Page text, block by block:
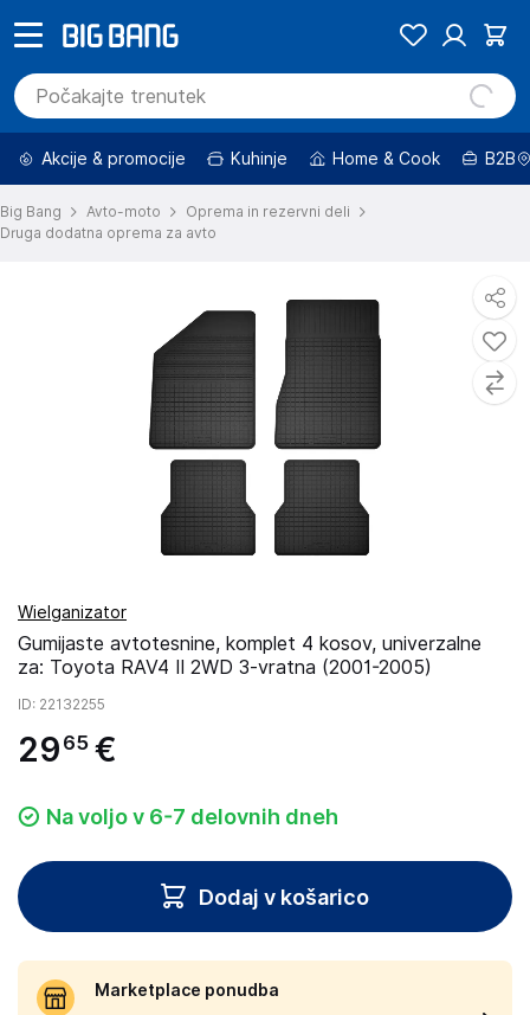
Akcije & promocije Kuhinje Home & Cook B2B
Big Bang Avto-moto
Oprema in rezervni deli
Druga dodatna oprema za avto
Wielganizator
Gumijaste avtotesnine, komplet 4 kosov, univerzalne
za: Toyota RAV4 II 2WD 3-vratna (2001-2005)
ID: 22132255
29 65 €
Na voljo v 6-7 delovnih dneh
Dodaj v košarico
Marketplace ponudba